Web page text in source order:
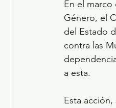
En el
Género, el
del Estado
contra las
a esta.
Esta